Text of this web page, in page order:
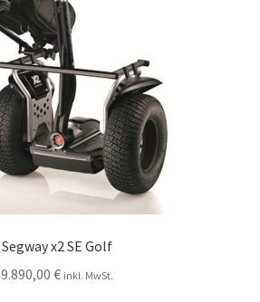
Segway x2 SE Golf
9.890,00 € inkl. MwSt.